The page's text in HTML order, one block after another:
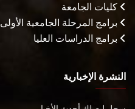
كليات الجامعة
برامج المرحلة الجامعية الأولى
برامج الدراسات العليا
النشرة الإخبارية